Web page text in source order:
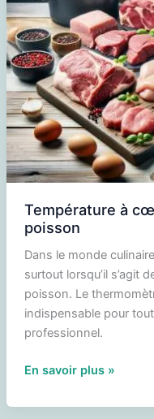
explication
des
termes
culinaires
Température à
poisson
Dans le monde
surtout lorsqu’il s’agit
poisson. Le
indispensable pour
professionnel.
Température
cœur
En savoir plus »